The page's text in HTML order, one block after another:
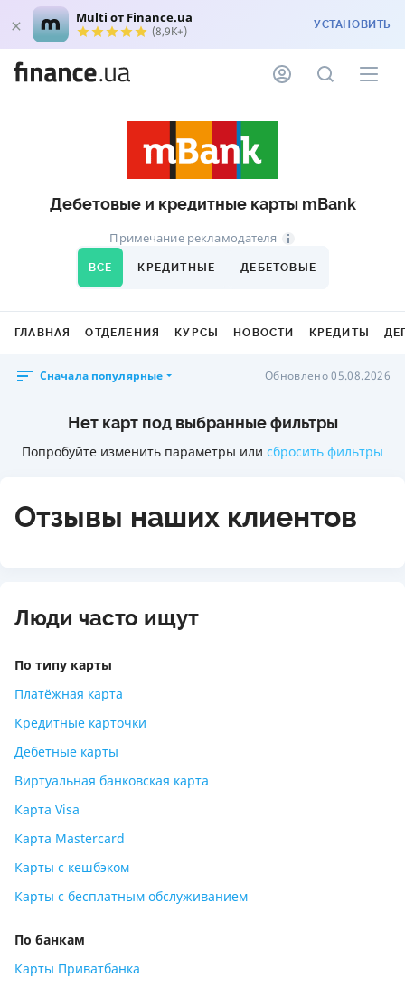
Multi от Finance.ua
(8,9K+) УСТАНОВИТЬ
Дебетовые и кредитные карты mBank
ВСЕ КРЕДИТНЫЕ ДЕБЕТОВЫЕ
Примечание рекламодателя
ГЛАВНАЯ ОТДЕЛЕНИЯ КУРСЫ НОВОСТИ КРЕДИТЫ
Сначала популярные Обновлено 05.08.2026
Нет карт под выбранные фильтры
Попробуйте изменить параметры или сбросить фильтры
Отзывы наших клиентов
Люди часто ищут
По типу карты
Платёжная карта
Кредитные карточки
Дебетные карты
Виртуальная банковская карта
Карта Visa
Карта Mastercard
Карты с кешбэком
Карты с бесплатным обслуживанием
По банкам
Карты Приватбанка